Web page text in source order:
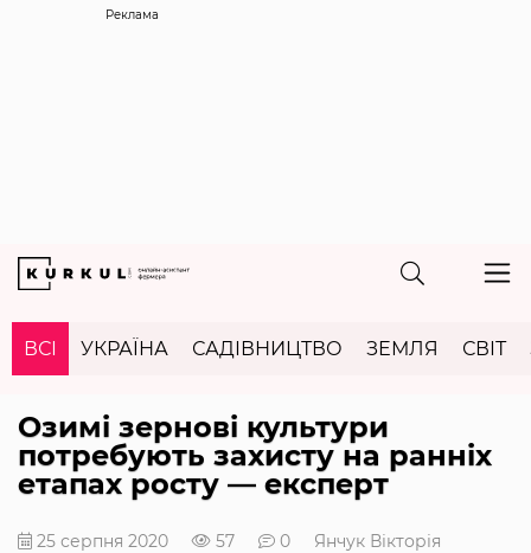
Реклама
ВСІ УКРАЇНА САДІВНИЦТВО ЗЕМЛЯ СВІТ
Озимі зернові культури
потребують захисту на ранніх
етапах росту — експерт
25 серпня 2020 57 0 Янчук Вікторія